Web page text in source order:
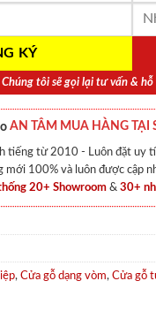
Chúng tôi sẽ gọi lại tư vấn &
AN TÂM MUA HÀNG TẠI
tiếng từ 2010 - Luôn đặt uy
mới 100% và luôn được cập
20+ Showroom & 30+
, Cửa gỗ dạng vòm, Cửa gỗ